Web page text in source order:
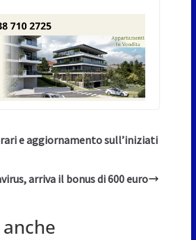
e aggiornamento sull’iniziati
arriva il bonus di 600 euro